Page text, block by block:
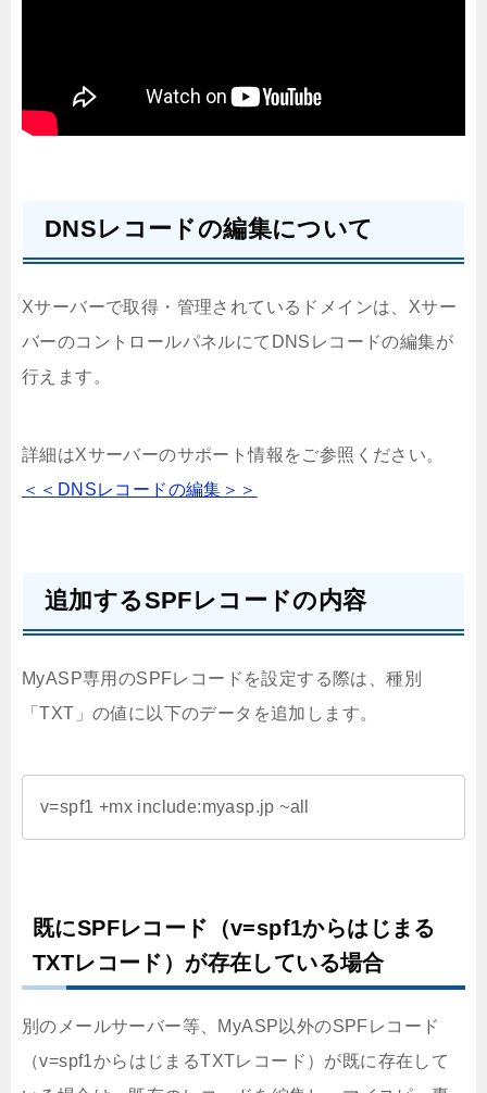
DNSレコードの編集について
Xサーバーで取得・管理されているドメインは、Xサー
バーのコントロールパネルにてDNSレコードの編集が
行えます。
詳細はXサーバーのサポート情報をご参照ください。
＜＜DNSレコードの編集＞＞
追加するSPFレコードの内容
MyASP専用のSPFレコードを設定する際は、種別
「TXT」の値に以下のデータを追加します。
v=spf1 +mx include:myasp.jp ~all
既にSPFレコード（v=spf1からはじまる
TXTレコード）が存在している場合
別のメールサーバー等、MyASP以外のSPFレコード
（v=spf1からはじまるTXTレコード）が既に存在して